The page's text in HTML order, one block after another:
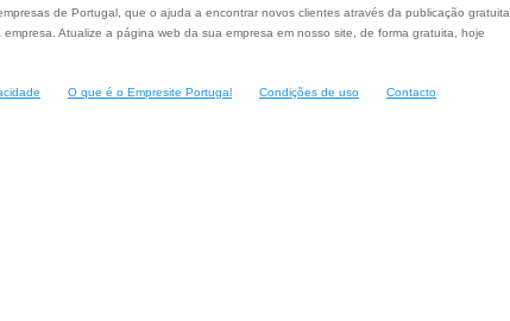
de Portugal, que o ajuda a encontrar novos clientes através da publicação gratuita
Atualize a página web da sua empresa em nosso site, de forma gratuita, hoje
O que é o Empresite Portugal Condições de uso Contacto